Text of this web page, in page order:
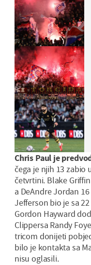
Chris Paul je
čega je njih 13 zabio
četvrtini. Blake
a DeAndre Jordan
Jefferson bio je sa
Gordon Hayward
Clippersa Randy
tricom donijeti
bilo je kontakta sa
nisu oglasili.